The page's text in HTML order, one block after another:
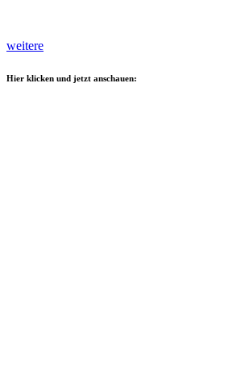
weitere
Hier klicken und jetzt anschauen: